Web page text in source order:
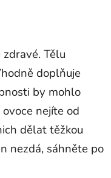
Tělu
doplňuje
by mohlo
nejíte od
dělat těžkou
nezdá, sáhněte po